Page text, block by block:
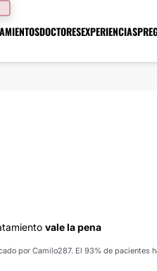
DOCTORESEXPERIENCIAS
vale la pena
por Camilo287. El 93% de pacientes